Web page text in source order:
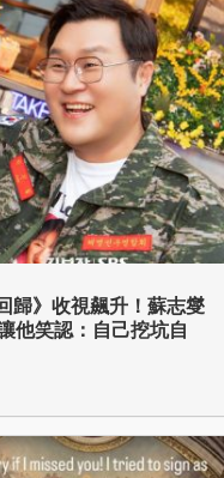
歸》收視飆升！蘇志燮
他笑認：自己挖坑自